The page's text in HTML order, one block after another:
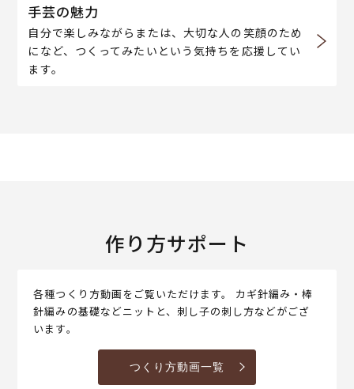
手芸の魅力
自分で楽しみながらまたは、大切な人の笑顔のため
になど、つくってみたいという気持ちを応援してい
ます。
作り方サポート
各種つくり方動画をご覧いただけます。 カギ針編み・棒
針編みの基礎などニットと、刺し子の刺し方などがござ
います。
つくり方動画一覧